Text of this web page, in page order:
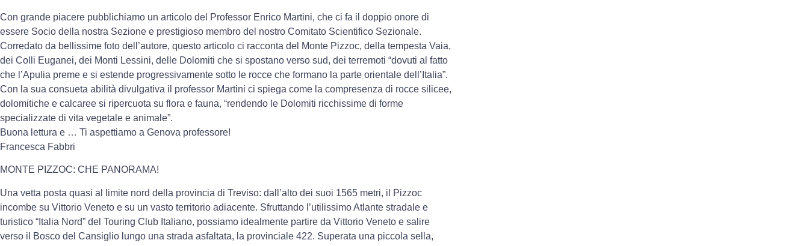
Con grande piacere pubblichiamo un articolo del Professor Enrico Martini, che ci fa il doppio onore di
essere Socio della nostra Sezione e prestigioso membro del nostro Comitato Scientifico Sezionale.
Corredato da bellissime foto dell’autore, questo articolo ci racconta del Monte Pizzoc, della tempesta Vaia,
dei Colli Euganei, dei Monti Lessini, delle Dolomiti che si spostano verso sud, dei terremoti “dovuti al fatto
che l’Apulia preme e si estende progressivamente sotto le rocce che formano la parte orientale dell’Italia”.
Con la sua consueta abilità divulgativa il professor Martini ci spiega come la compresenza di rocce silicee,
dolomitiche e calcaree si ripercuota su flora e fauna, “rendendo le Dolomiti ricchissime di forme
specializzate di vita vegetale e animale”.
Buona lettura e … Ti aspettiamo a Genova professore!
Francesca Fabbri
MONTE PIZZOC: CHE PANORAMA!
Una vetta posta quasi al limite nord della provincia di Treviso: dall’alto dei suoi 1565 metri, il Pizzoc
incombe su Vittorio Veneto e su un vasto territorio adiacente. Sfruttando l’utilissimo Atlante stradale e
turistico “Italia Nord” del Touring Club Italiano, possiamo idealmente partire da Vittorio Veneto e salire
verso il Bosco del Cansiglio lungo una strada asfaltata, la provinciale 422. Superata una piccola sella,